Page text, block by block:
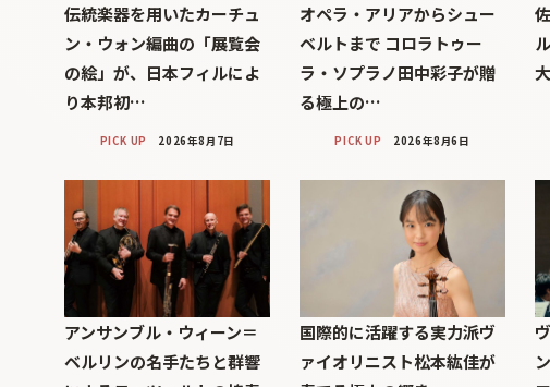
伝統楽器を用いたカーチュ
ン・ウォン編曲の「展覧会
の絵」が、日本フィルによ
り本邦初…
PICK UP 2026年8月7日
オペラ・アリアからシュー
ベルトまで コロラトゥー
ラ・ソプラノ田中彩子が贈
る極上の…
PICK UP 2026年8月6日
アンサンブル・ウィーン＝
ベルリンの名手たちと群響
国際的に活躍する実力派ヴ
ァイオリニスト松本紘佳が